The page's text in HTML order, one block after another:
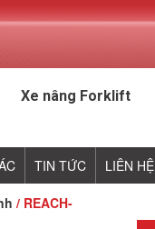
Xe nâng Forklift
TIN TỨC LIÊN HỆ
/ REACH-